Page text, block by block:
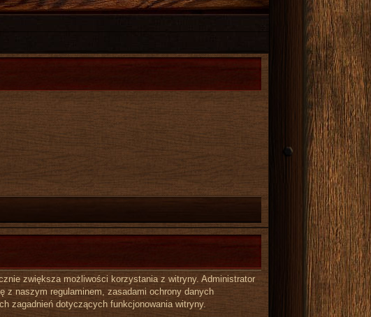
zwiększa możliwości korzystania z witryny. Administrator
z naszym regulaminem, zasadami ochrony danych
zagadnień dotyczących funkcjonowania witryny.